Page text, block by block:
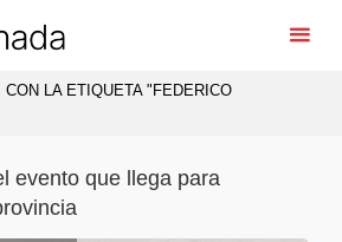
CON LA ETIQUETA "FEDERICO
evento que llega para